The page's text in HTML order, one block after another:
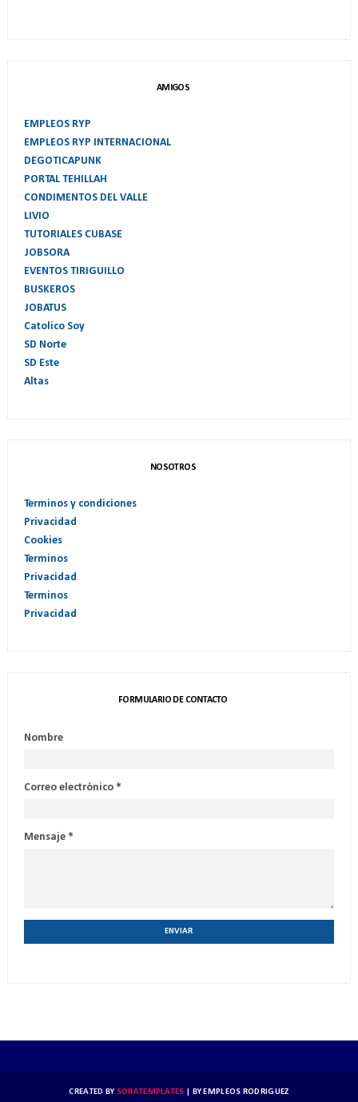
AMIGOS
EMPLEOS RYP
EMPLEOS RYP INTERNACIONAL
DEGOTICAPUNK
PORTAL TEHILLAH
CONDIMENTOS DEL VALLE
LIVIO
TUTORIALES CUBASE
JOBSORA
EVENTOS TIRIGUILLO
BUSKEROS
JOBATUS
Catolico Soy
SD Norte
SD Este
Altas
NOSOTROS
Terminos y condiciones
Privacidad
Cookies
Terminos
Privacidad
Terminos
Privacidad
FORMULARIO DE CONTACTO
Nombre
Correo electrónico *
Mensaje *
CREATED BY SORATEMPLATES | BYEMPLEOS RODRIGUEZ